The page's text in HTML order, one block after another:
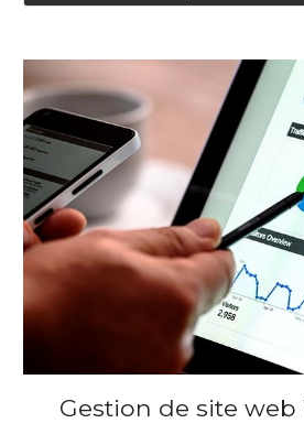
Gestion de site web